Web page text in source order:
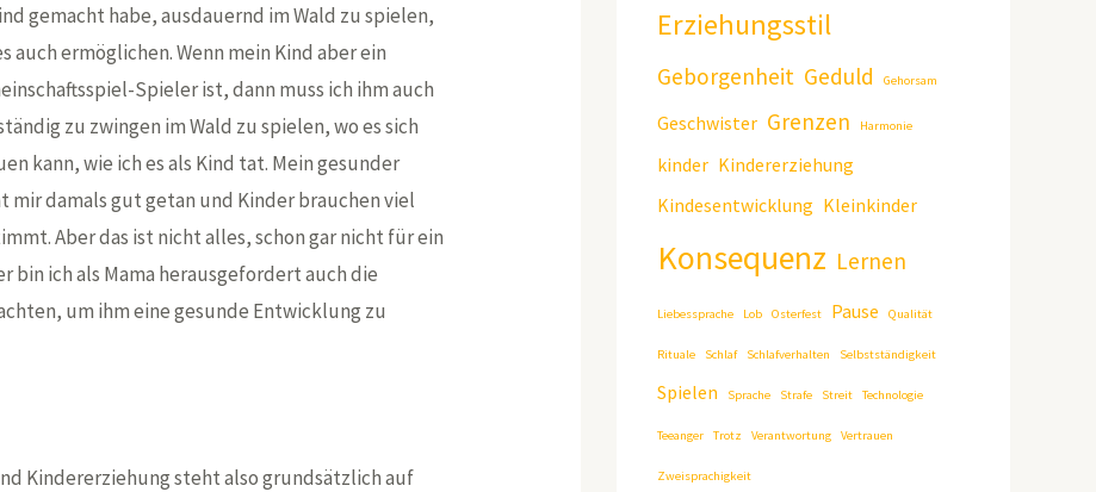
gemacht habe, ausdauernd im Wald zu spielen,
auch ermöglichen. Wenn mein Kind aber ein
Spieler ist, dann muss ich ihm auch
zu zwingen im Wald zu spielen, wo es sich
kann, wie ich es als Kind tat. Mein gesunder
mir damals gut getan und Kinder brauchen viel
Aber das ist nicht alles, schon gar nicht für ein
bin ich als Mama herausgefordert auch die
um ihm eine gesunde Entwicklung zu
Kindererziehung steht also grundsätzlich auf
Erziehungsstil
Geborgenheit Geduld Gehorsam
Geschwister Grenzen Harmonie
kinder Kindererziehung
Kindesentwicklung Kleinkinder
Konsequenz Lernen
Liebessprache Lob Osterfest Pause Qualität
Rituale Schlaf Schlafverhalten Selbstständigkeit
Spielen Sprache Strafe Streit Technologie
Teeanger Trotz Verantwortung Vertrauen
Zweisprachigkeit